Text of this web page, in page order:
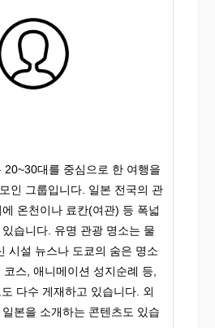
20~30대를 중심으로 한 여행을
인 그룹입니다. 일본 전국의 관
온천이나 료칸(여관) 등 폭넓
습니다. 유명 관광 명소는 물
시설 뉴스나 도쿄의 숨은 명소
스, 애니메이션 성지순례 등,
다수 게재하고 있습니다. 외
본을 소개하는 콘텐츠도 있습